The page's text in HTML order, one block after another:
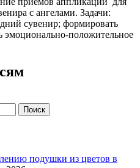
с ангелами. Задачи:
сувенир; формировать
эмоционально-положительное
подушки из цветов в